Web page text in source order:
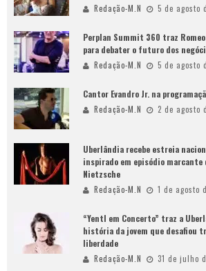
Redação-M.N 5 de agosto
Perplan Summit 360 traz
para debater o futuro dos
Redação-M.N 5 de agosto
Cantor Evandro Jr. na
Redação-M.N 2 de agosto
Uberlândia recebe estreia
inspirado em episódio marcante
Nietzsche
Redação-M.N 1 de agosto
“Yentl em Concerto” traz a
história da jovem que desafiou
liberdade
Redação-M.N 31 de julho